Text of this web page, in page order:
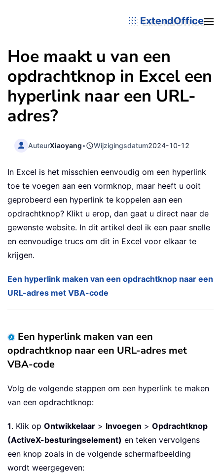
ExtendOffice
Hoe maakt u van een
opdrachtknop in Excel een
hyperlink naar een URL-
adres?
AuteurXiaoyang• Wijzigingsdatum2024-10-12
In Excel is het misschien eenvoudig om een hyperlink
toe te voegen aan een vormknop, maar heeft u ooit
geprobeerd een hyperlink te koppelen aan een
opdrachtknop? Klikt u erop, dan gaat u direct naar de
gewenste website. In dit artikel deel ik een paar snelle
en eenvoudige trucs om dit in Excel voor elkaar te
krijgen.
Een hyperlink maken van een opdrachtknop naar een
URL-adres met VBA-code
Een hyperlink maken van een
opdrachtknop naar een URL-adres met
VBA-code
Volg de volgende stappen om een hyperlink te maken
van een opdrachtknop:
1. Klik op Ontwikkelaar > Invoegen > Opdrachtknop
(ActiveX-besturingselement) en teken vervolgens
een knop zoals in de volgende schermafbeelding
wordt weergegeven: